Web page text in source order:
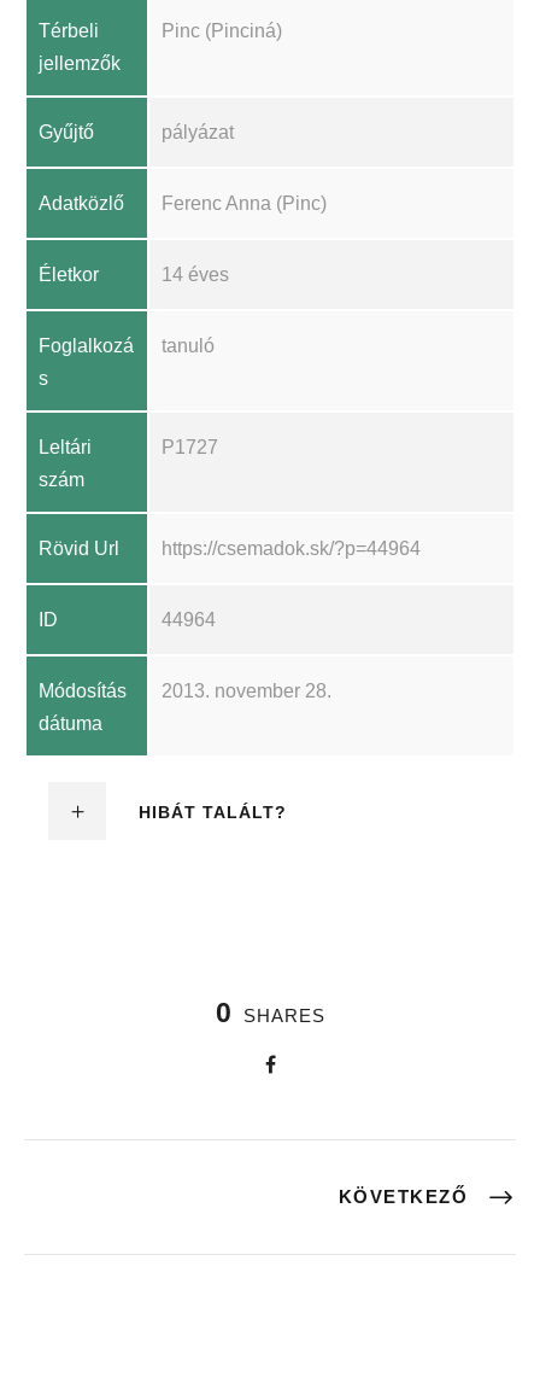
Térbeli
jellemzők
Pinc (Pinciná)
Gyűjtő pályázat
Adatközlő Ferenc Anna (Pinc)
Életkor 14 éves
Foglalkozá
s
tanuló
Leltári
szám
P1727
Rövid Url https://csemadok.sk/?p=44964
ID 44964
Módosítás
dátuma
2013. november 28.
HIBÁT TALÁLT?
0 SHARES
KÖVETKEZŐ